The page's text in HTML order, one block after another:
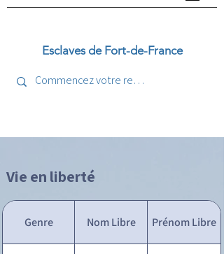
Esclaves de Fort-de-France
Vie en liberté
Genre Nom Libre Prénom Libre